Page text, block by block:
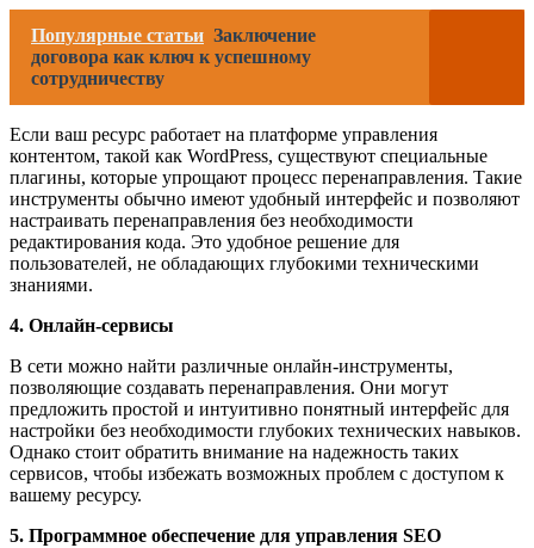
Популярные статьи Заключение
договора как ключ к успешному
сотрудничеству
Если ваш ресурс работает на платформе управления
контентом, такой как WordPress, существуют специальные
плагины, которые упрощают процесс перенаправления. Такие
инструменты обычно имеют удобный интерфейс и позволяют
настраивать перенаправления без необходимости
редактирования кода. Это удобное решение для
пользователей, не обладающих глубокими техническими
знаниями.
4. Онлайн-сервисы
В сети можно найти различные онлайн-инструменты,
позволяющие создавать перенаправления. Они могут
предложить простой и интуитивно понятный интерфейс для
настройки без необходимости глубоких технических навыков.
Однако стоит обратить внимание на надежность таких
сервисов, чтобы избежать возможных проблем с доступом к
вашему ресурсу.
5. Программное обеспечение для управления SEO